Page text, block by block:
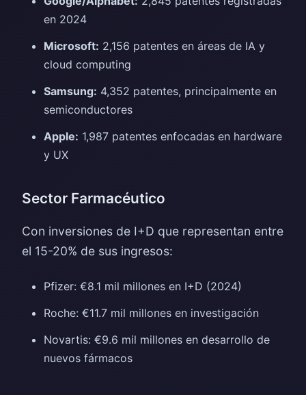
en 2024
Microsoft: 2,156 patentes en áreas de IA y
cloud computing
Samsung: 4,352 patentes, principalmente en
semiconductores
Apple: 1,987 patentes enfocadas en hardware
y UX
Sector Farmacéutico
Con inversiones de I+D que representan entre
el 15-20% de sus ingresos:
Pfizer: €8.1 mil millones en I+D (2024)
Roche: €11.7 mil millones en investigación
Novartis: €9.6 mil millones en desarrollo de
nuevos fármacos